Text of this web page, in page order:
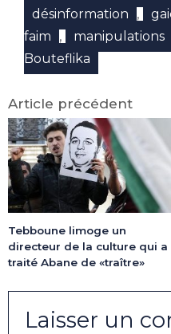
désinformation ,
faim
, manipulations
Bouteflika
Article précédent
Tebboune limoge un
directeur de la culture qui a
traité Abane de «traître»
Laisser un